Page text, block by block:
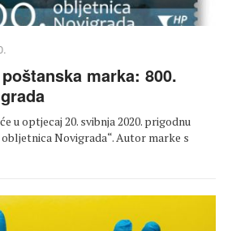
marka: 800.
u optjecaj 20. svibnja 2020. prigodnu
Novigrada“. Autor marke s